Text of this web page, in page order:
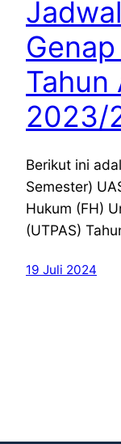
Tahun
2023/
Berikut ini
Semester)
Hukum (FH)
(UTPAS)
19 Juli 2024